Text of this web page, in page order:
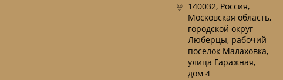
140032, Россия,
Московская область,
городской округ
Люберцы, рабочий
поселок Малаховка,
улица Гаражная,
дом 4